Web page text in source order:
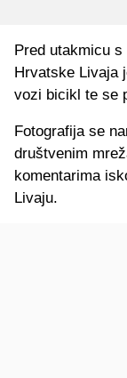
Pred utakmicu
Hrvatske Livaja
vozi bicikl te se
Fotografija se
društvenim
komentarima
Livaju.